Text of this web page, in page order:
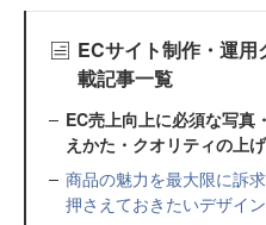
ECサイト制作・運
載記事一覧
EC売上向上に必須な写
えかた・クオリティの上
商品の魅力を最大限に訴
押さえておきたいデザイ